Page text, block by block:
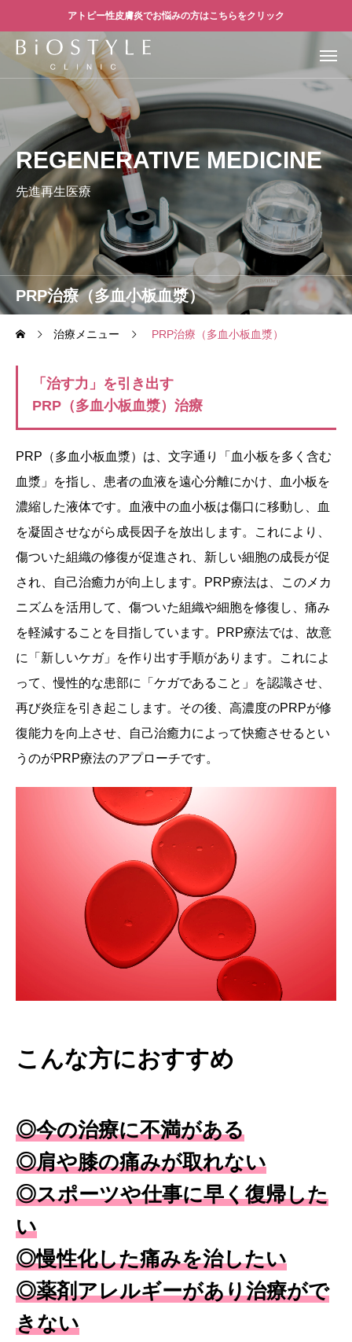
アトピー性皮膚炎でお悩みの方はこちらをクリック
PRP治療（多血小板血漿）
REGENERATIVE MEDICINE
先進再生医療
治療メニュー PRP治療（多血小板血漿）
「治す力」を引き出す
PRP（多血小板血漿）治療
PRP（多血小板血漿）は、文字通り「血小板を多く含む
血漿」を指し、患者の血液を遠心分離にかけ、血小板を
濃縮した液体です。血液中の血小板は傷口に移動し、血
を凝固させながら成長因子を放出します。これにより、
傷ついた組織の修復が促進され、新しい細胞の成長が促
され、自己治癒力が向上します。PRP療法は、このメカ
ニズムを活用して、傷ついた組織や細胞を修復し、痛み
を軽減することを目指しています。PRP療法では、故意
に「新しいケガ」を作り出す手順があります。これによ
って、慢性的な患部に「ケガであること」を認識させ、
再び炎症を引き起こします。その後、高濃度のPRPが修
復能力を向上させ、自己治癒力によって快癒させるとい
うのがPRP療法のアプローチです。
こんな方におすすめ
◎今の治療に不満がある
◎肩や膝の痛みが取れない
◎スポーツや仕事に早く復帰した
い
◎慢性化した痛みを治したい
◎薬剤アレルギーがあり治療がで
きない